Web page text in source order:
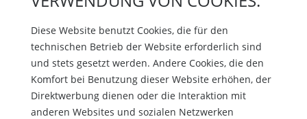
Diese Website benutzt Cookies, die für den
technischen Betrieb der Website erforderlich sind
und stets gesetzt werden. Andere Cookies, die den
Komfort bei Benutzung dieser Website erhöhen, der
Direktwerbung dienen oder die Interaktion mit
anderen Websites und sozialen Netzwerken